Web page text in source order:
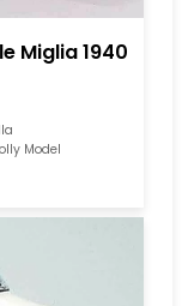
Miglia 1940
Model